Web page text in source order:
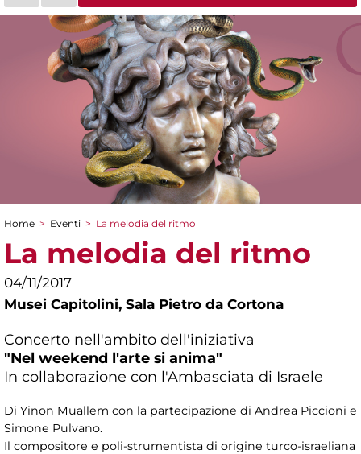
Tu sei qui
Home > Eventi > La melodia del ritmo
La melodia del ritmo
04/11/2017
Musei Capitolini, Sala Pietro da Cortona
Concerto nell'ambito dell'iniziativa
"Nel weekend l'arte si anima"
In collaborazione con l'Ambasciata di Israele
Di Yinon Muallem con la partecipazione di Andrea Piccioni e
Simone Pulvano.
Il compositore e poli-strumentista di origine turco-israeliana